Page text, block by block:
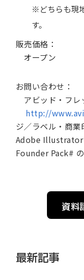
※どちらも現
す。
販売価格：
オープン
お問い合わせ：
アビッド・フレ
http://
ジ／ラベル・商業
Adobe Illustrator
Founder Pack#
資料
最新記事